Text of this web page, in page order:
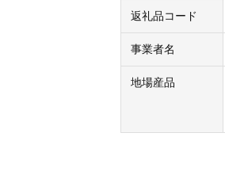
返礼品コード
事業者名
地場産品